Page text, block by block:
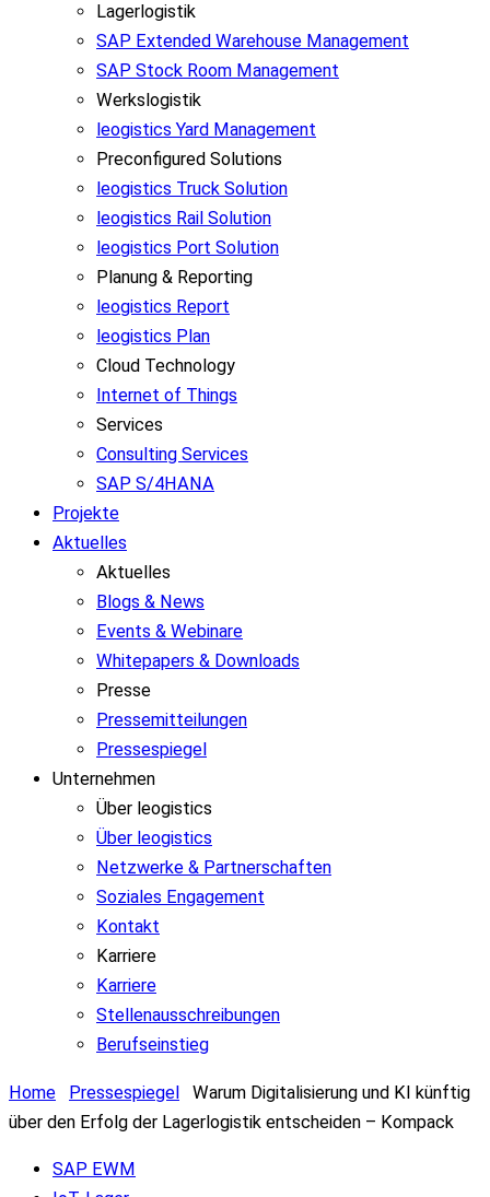
Lagerlogistik
SAP Extended Warehouse Management
SAP Stock Room Management
Werkslogistik
leogistics Yard Management
Preconfigured Solutions
leogistics Truck Solution
leogistics Rail Solution
leogistics Port Solution
Planung & Reporting
leogistics Report
leogistics Plan
Cloud Technology
Internet of Things
Services
Consulting Services
SAP S/4HANA
Projekte
Aktuelles
Aktuelles
Blogs & News
Events & Webinare
Whitepapers & Downloads
Presse
Pressemitteilungen
Pressespiegel
Unternehmen
Über leogistics
Über leogistics
Netzwerke & Partnerschaften
Soziales Engagement
Kontakt
Karriere
Karriere
Stellenausschreibungen
Berufseinstieg
Home Pressespiegel
Warum Digitalisierung und KI künftig
über den Erfolg der Lagerlogistik entscheiden – Kompack
SAP EWM